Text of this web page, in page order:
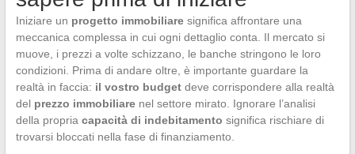
Iniziare un progetto immobiliaresignifica affrontare una
meccanica complessa in cui ogni dettaglio conta. Il mercato si
muove, i prezzi a volte schizzano, le banche stringono le loro
condizioni. Prima di andare oltre, è importante guardare la
realtà in faccia: il vostro budgetdeve corrispondere alla realtà
del prezzo immobiliarenel settore mirato. Ignorare l’analisi
della propria capacità di indebitamento significa rischiare di
trovarsi bloccati nella fase di finanziamento.